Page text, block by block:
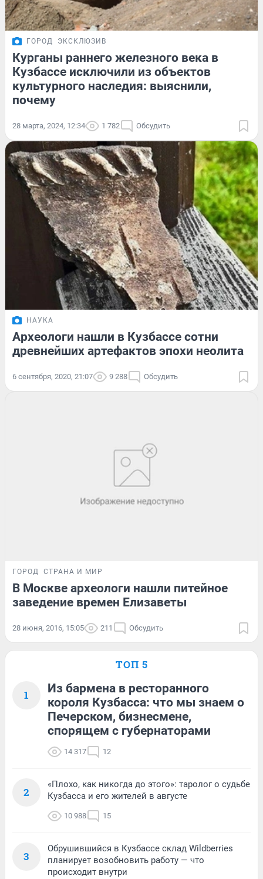
ГОРОД ЭКСКЛЮЗИВ
Курганы раннего железного века в
Кузбассе исключили из объектов
культурного наследия: выяснили,
почему
28 марта, 2024, 12:34 1 782 Обсудить
НАУКА
Археологи нашли в Кузбассе сотни
древнейших артефактов эпохи неолита
6 сентября, 2020, 21:07 9 288 Обсудить
ГОРОД СТРАНА И МИР
В Москве археологи нашли питейное
заведение времен Елизаветы
28 июня, 2016, 15:05 211 Обсудить
ТОП 5
1
Из бармена в ресторанного
короля Кузбасса: что мы знаем о
Печерском, бизнесмене,
спорящем с губернаторами
14 317 12
2
«Плохо, как никогда до этого»: таролог о судьбе
Кузбасса и его жителей в августе
10 988 15
3
Обрушившийся в Кузбассе склад Wildberries
планирует возобновить работу — что
происходит внутри